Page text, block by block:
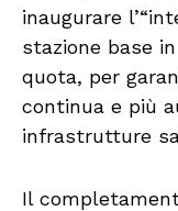
inaugurare
stazione base
quota, per
continua e più
infrastrutture
Il